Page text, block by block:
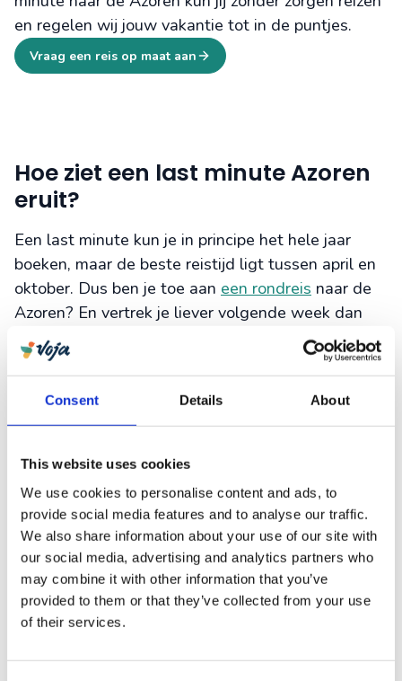
Consent Details About
This website uses cookies
We use cookies to personalise content and ads, to
provide social media features and to analyse our traffic.
We also share information about your use of our site with
our social media, advertising and analytics partners who
may combine it with other information that you’ve
provided to them or that they’ve collected from your use
of their services.
en regelen wij jouw vakantie tot in de puntjes.
Vraag een reis op maat aan
Hoe ziet een last minute Azoren
eruit?
Een last minute kun je in principe het hele jaar
boeken, maar de beste reistijd ligt tussen april en
oktober. Dus ben je toe aan een rondreis naar de
Azoren? En vertrek je liever volgende week dan
volgende maand? Dan zijn onze last-minute reizen
misschien iets voor jou. Als Azoren specialist
en rondreizen.
Voordelen van een Azoren reis
met Voja Travel
Intieme ervaring van de sfeer en cultuur
Bijdrage aan een eerlijkere reiswereld
Calamiteitenfonds